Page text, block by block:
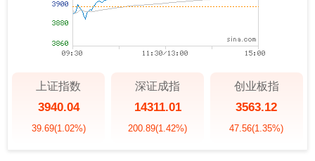
上证指数
3940.04
39.69(1.02%)
深证成指
14311.01
200.89(1.42%)
创业板指
3563.12
47.56(1.35%)